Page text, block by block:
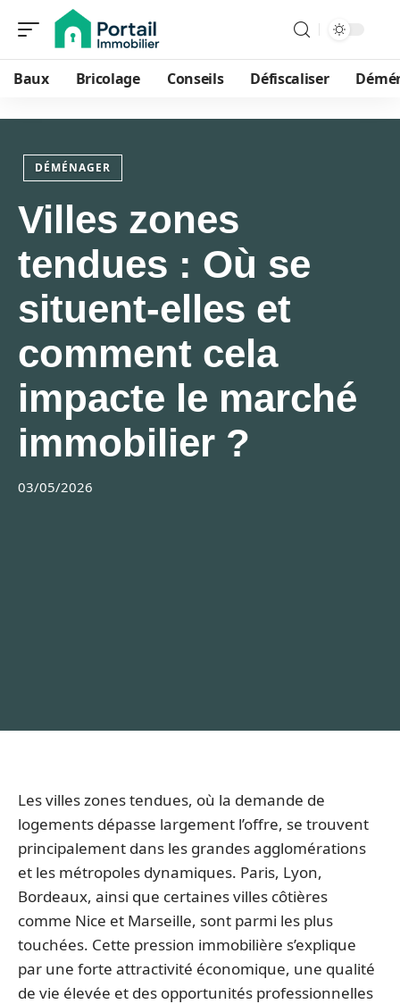
Baux Bricolage Conseils Défiscaliser
DÉMÉNAGER
Villes zones
tendues : Où se
situent-elles et
comment cela
impacte le marché
immobilier ?
03/05/2026
Les villes zones tendues, où la demande de
logements dépasse largement l’offre, se trouvent
principalement dans les grandes agglomérations
et les métropoles dynamiques. Paris, Lyon,
Bordeaux, ainsi que certaines villes côtières
comme Nice et Marseille, sont parmi les plus
touchées. Cette pression immobilière s’explique
par une forte attractivité économique, une qualité
de vie élevée et des opportunités professionnelles